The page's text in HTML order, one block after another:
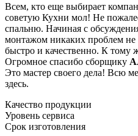
Всем, кто еще выбирает
советую Кухни мол! Не
спальню. Начиная с
монтажом никаких проблем
быстро и качественно. К тому
Огромное спасибо сборщику
Это мастер своего дела! Всю
здесь.
Качество продукции
Уровень сервиса
Срок изготовления